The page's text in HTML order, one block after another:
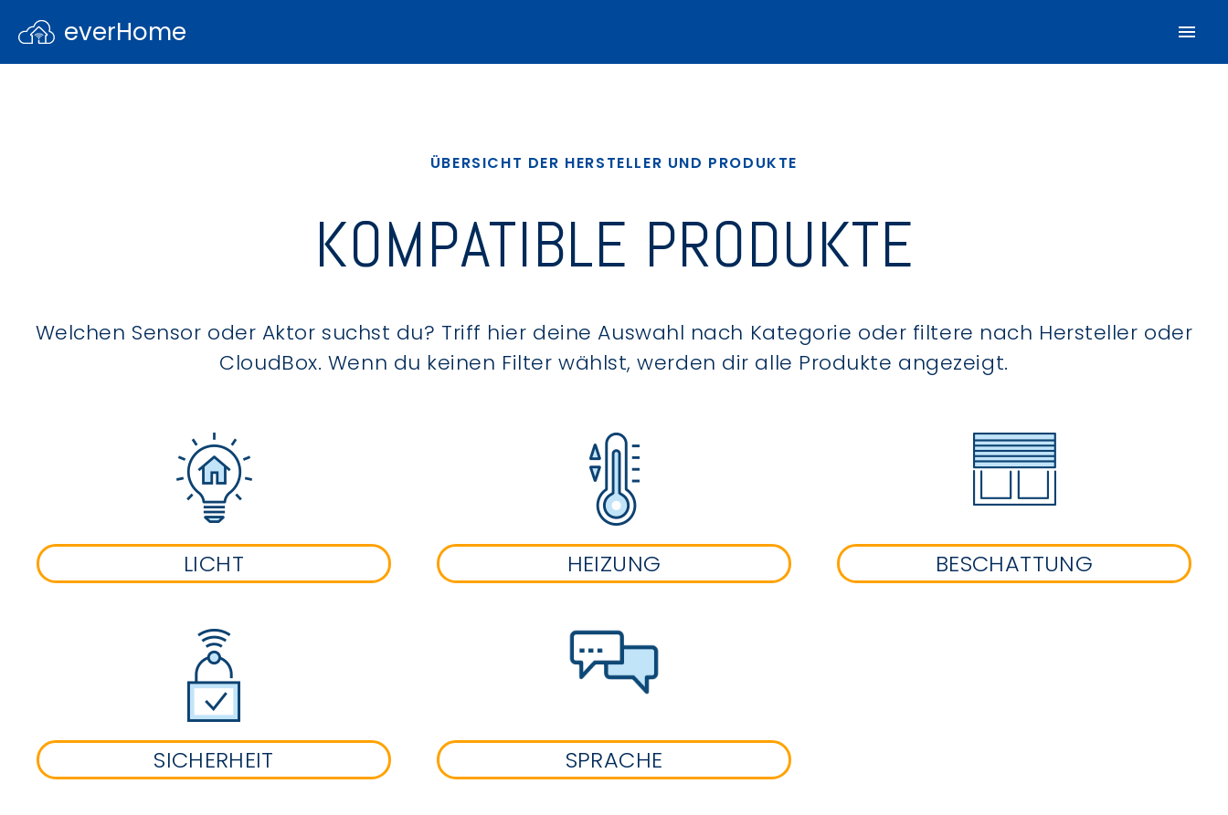
everHome
ÜBERSICHT DER HERSTELLER UND PRODUKTE
KOMPATIBLE PRODUKTE
Welchen Sensor oder Aktor suchst du? Triff hier deine Auswahl nach Kategorie oder filtere nach Hersteller oder
CloudBox. Wenn du keinen Filter wählst, werden dir alle Produkte angezeigt.
LICHT HEIZUNG BESCHATTUNG
SICHERHEIT SPRACHE